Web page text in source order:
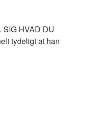
SIG HVAD DU
tydeligt at han